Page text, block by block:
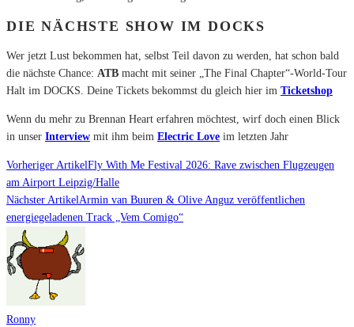
DIE NÄCHSTE SHOW IM DOCKS
Wer jetzt Lust bekommen hat, selbst Teil davon zu werden, hat schon bald
die nächste Chance: ATB macht mit seiner „The Final Chapter“-World-Tour
Halt im DOCKS. Deine Tickets bekommst du gleich hier im Ticketshop
Wenn du mehr zu Brennan Heart erfahren möchtest, wirf doch einen Blick
in unser Interview mit ihm beim Electric Love im letzten Jahr
Vorheriger ArtikelFly With Me Festival 2026: Rave zwischen Flugzeugen
am Airport Leipzig/Halle
Nächster ArtikelArmin van Buuren & Olive Anguz veröffentlichen
energiegeladenen Track „Vem Comigo“
Ronny